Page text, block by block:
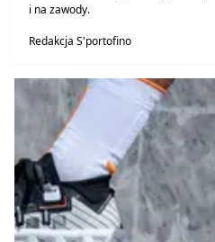
i na zawody.
Redakcja S'portofino